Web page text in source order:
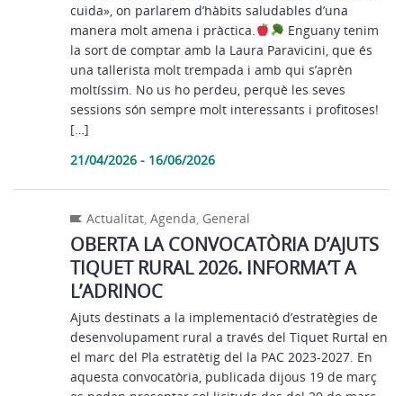
cuida», on parlarem d’hàbits saludables d’una
manera molt amena i pràctica.
Enguany tenim
la sort de comptar amb la Laura Paravicini, que és
una tallerista molt trempada i amb qui s’aprèn
moltíssim. No us ho perdeu, perquè les seves
sessions són sempre molt interessants i profitoses!
[…]
21/04/2026 - 16/06/2026
Actualitat,Agenda, General
OBERTA LA CONVOCATÒRIA D’AJUTS
TIQUET RURAL 2026. INFORMA’T A
L’ADRINOC
Ajuts destinats a la implementació d’estratègies de
desenvolupament rural a través del Tiquet Rurtal en
el marc del Pla estratètig del la PAC 2023-2027. En
aquesta convocatòria, publicada dijous 19 de març